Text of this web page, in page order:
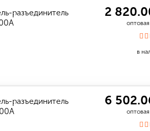
разъединитель
2
в
разъединитель
6